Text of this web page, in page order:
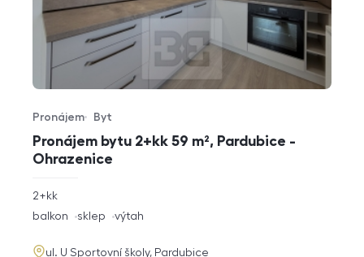
Pronájem bytu 2+kk 59 m², Pardubice -
Ohrazenice
Typ nabídky
Pronájem
Typ nemovitosti
Byt
rozměry
dispozice
2+kk
funkce
balkon sklep výtah
adresa
ul. U Sportovní školy, Pardubice